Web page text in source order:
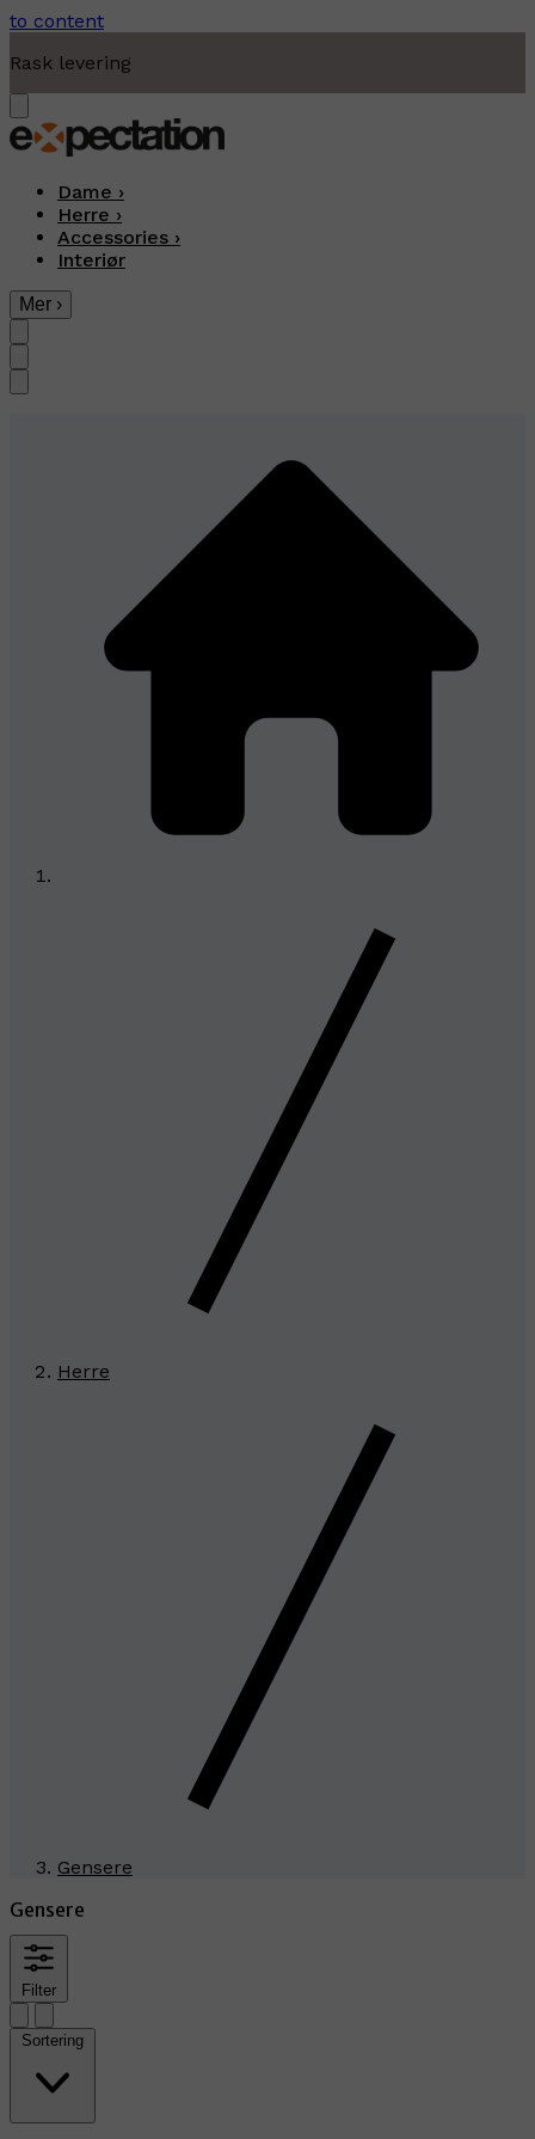
to content
Moderne fritidsklær
Dame ›
Herre ›
Accessories ›
Interiør
Mer ›
Herre
Gensere
Gensere
Filter
Sortering